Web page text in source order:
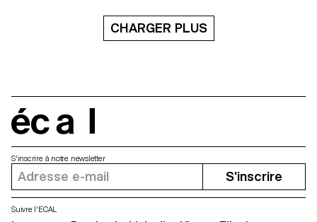
CHARGER PLUS
S'inscrire à notre newsletter
S'inscrire
Suivre l'ECAL